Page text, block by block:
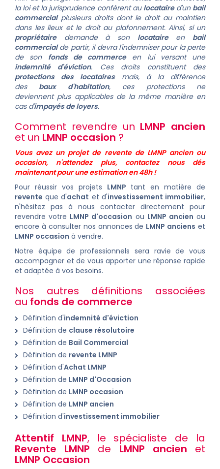
la loi et la jurisprudence confèrent au locataired'un bail
commercial plusieurs droits dont le droit au maintien
dans les lieux et le droit au plafonnement. Ainsi, si un
propriétairedemande à son locataireen bail
commercialde partir, il devra l'indemniser pour la perte
de son fonds de commerceen lui versant une
indemnité d'éviction. Ces droits constituent des
protections des locatairesmais, à la différence
des baux d'habitation, ces protections ne
deviennent plus applicables de la même manière en
cas d'impayés de loyers.
Comment revendre un LMNP ancien
et un LMNP occasion ?
Vous avez un projet de revente de LMNP ancien ou
occasion, n'attendez plus, contactez nous dés
maintenant pour une estimation en 48h !
Pour réussir vos projets LMNP tant en matière de
revente qued'achat et d'investissement immobilier,
n'hésitez pas à nous contacter directement pour
revendre votre LMNP d'occasion ou LMNP ancien ou
encore à consulter nos annonces de LMNP anciens et
LMNP occasion à vendre.
Notre équipe de professionnels sera ravie de vous
accompagner et de vous apporter une réponse rapide
et adaptée à vos besoins.
Nos autres définitions associées
au fonds de commerce
Définition d'indemnité d'éviction
Définition de clause résolutoire
Définition de Bail Commercial
Définition de revente LMNP
Définition d'Achat LMNP
Définition de LMNP d'Occasion
Définition de LMNP occasion
Définition de LMNP ancien
Définition d'investissement immobilier
Attentif LMNP, le spécialiste de la
Revente LMNP de LMNP ancien et
LMNP Occasion